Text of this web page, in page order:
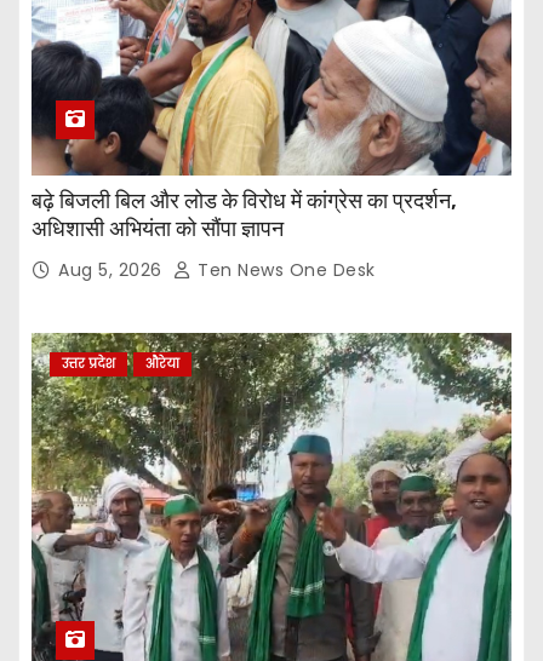
बढ़े बिजली बिल और लोड के विरोध में कांग्रेस का प्रदर्शन,
अधिशासी अभियंता को सौंपा ज्ञापन
Aug 5, 2026 Ten News One Desk
उत्तर प्रदेश औरेया